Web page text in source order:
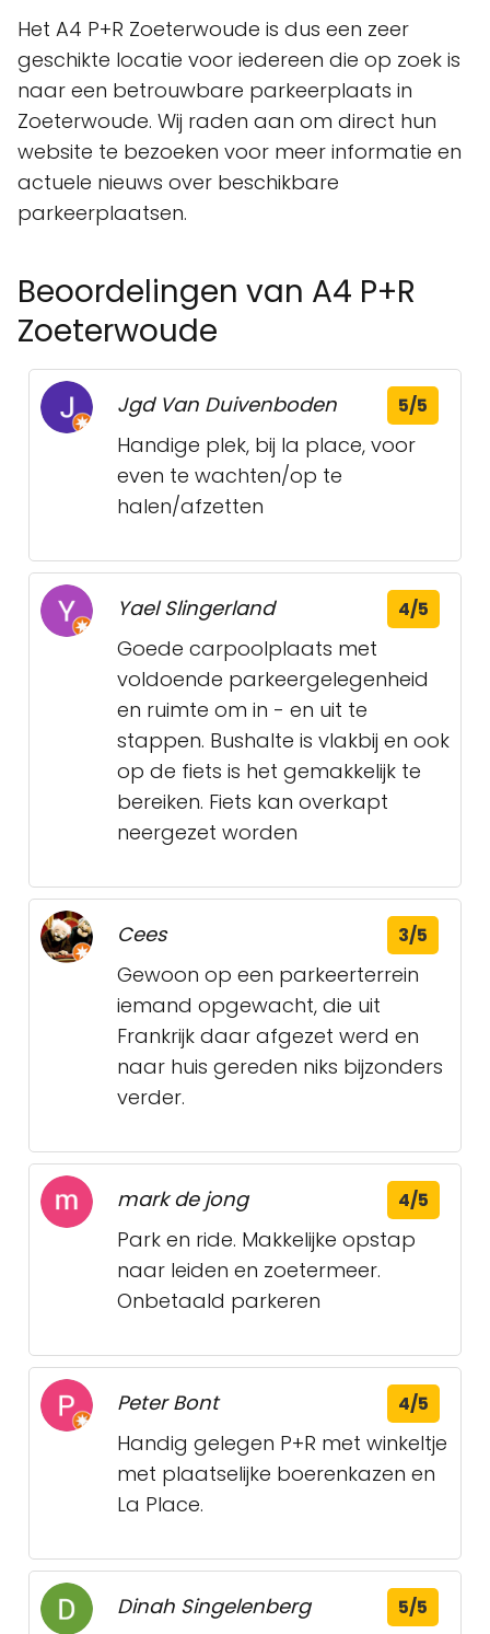
Het A4 P+R Zoeterwoude is dus een zeer
geschikte locatie voor iedereen die op zoek is
naar een betrouwbare parkeerplaats in
Zoeterwoude. Wij raden aan om direct hun
website te bezoeken voor meer informatie en
actuele nieuws over beschikbare
parkeerplaatsen.
Beoordelingen van A4 P+R
Zoeterwoude
Jgd Van Duivenboden 5/5
Handige plek, bij la place, voor
even te wachten/op te
halen/afzetten
Yael Slingerland 4/5
Goede carpoolplaats met
voldoende parkeergelegenheid
en ruimte om in - en uit te
stappen. Bushalte is vlakbij en ook
op de fiets is het gemakkelijk te
bereiken. Fiets kan overkapt
neergezet worden
Cees 3/5
Gewoon op een parkeerterrein
iemand opgewacht, die uit
Frankrijk daar afgezet werd en
naar huis gereden niks bijzonders
verder.
mark de jong 4/5
Park en ride. Makkelijke opstap
naar leiden en zoetermeer.
Onbetaald parkeren
Peter Bont 4/5
Handig gelegen P+R met winkeltje
met plaatselijke boerenkazen en
La Place.
Dinah Singelenberg 5/5